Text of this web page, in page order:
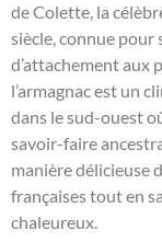
de Colette, la
siècle, connue pour
d’attachement aux
l’armagnac est un
dans le sud-ouest
savoir-faire
manière délicieuse
françaises tout en
chaleureux.